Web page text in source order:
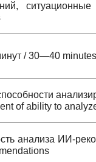
/ 30—40 minutes
of ability to
анализа ИИ-